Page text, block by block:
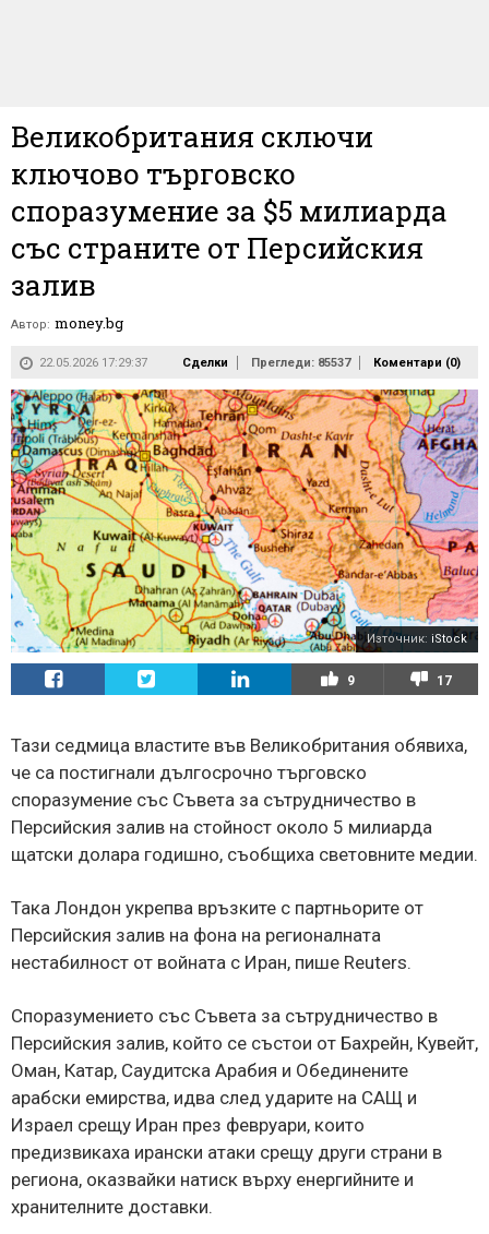
Великобритания сключи
ключово търговско
споразумение за $5 милиарда
със страните от Персийския
залив
Автор: money.bg
22.05.2026 17:29:37 Сделки Прегледи: 85537 Коментари (0)
Източник: iStock
9 17
Тази седмица властите във Великобритания обявиха,
че са постигнали дългосрочно търговско
споразумение със Съвета за сътрудничество в
Персийския залив на стойност около 5 милиарда
щатски долара годишно, съобщиха световните медии.
Така Лондон укрепва връзките с партньорите от
Персийския залив на фона на регионалната
нестабилност от войната с Иран, пише Reuters.
Споразумението със Съвета за сътрудничество в
Персийския залив, който се състои от Бахрейн, Кувейт,
Оман, Катар, Саудитска Арабия и Обединените
арабски емирства, идва след ударите на САЩ и
Израел срещу Иран през февруари, които
предизвикаха ирански атаки срещу други страни в
региона, оказвайки натиск върху енергийните и
хранителните доставки.